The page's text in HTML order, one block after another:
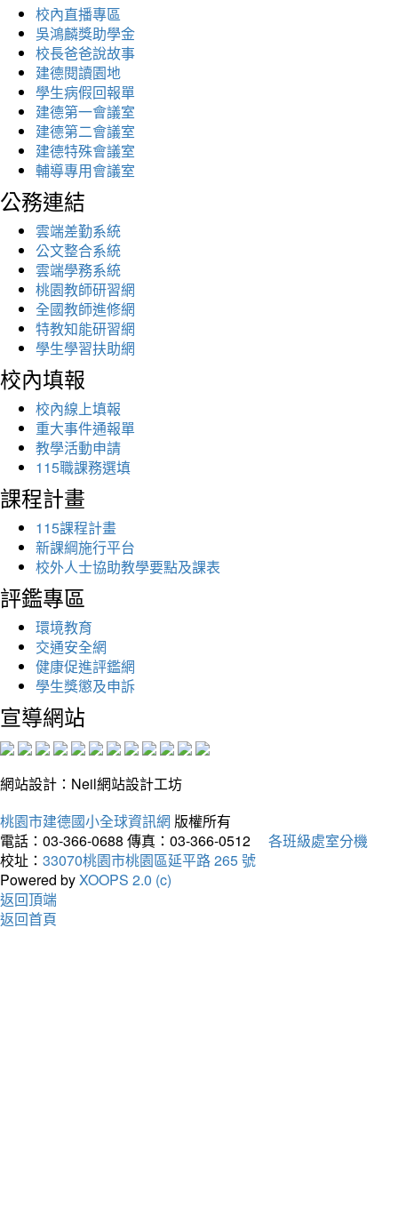
校內直播專區
吳鴻麟獎助學金
校長爸爸說故事
建德閱讀園地
學生病假回報單
建德第一會議室
建德第二會議室
建德特殊會議室
輔導專用會議室
公務連結
雲端差勤系統
公文整合系統
雲端學務系統
桃園教師研習網
全國教師進修網
特教知能研習網
學生學習扶助網
校內填報
校內線上填報
重大事件通報單
教學活動申請
115職課務選填
課程計畫
115課程計畫
新課綱施行平台
校外人士協助教學要點及課表
評鑑專區
環境教育
交通安全網
健康促進評鑑網
學生獎懲及申訴
宣導網站
網站設計：Neil網站設計工坊
桃園市建德國小全球資訊網 版權所有
電話：03-366-0688 傳真：03-366-0512
各班級處室分機
校址： 33070桃園市桃園區延平路 265 號
Powered byXOOPS 2.0 (c)
返回頂端
返回首頁